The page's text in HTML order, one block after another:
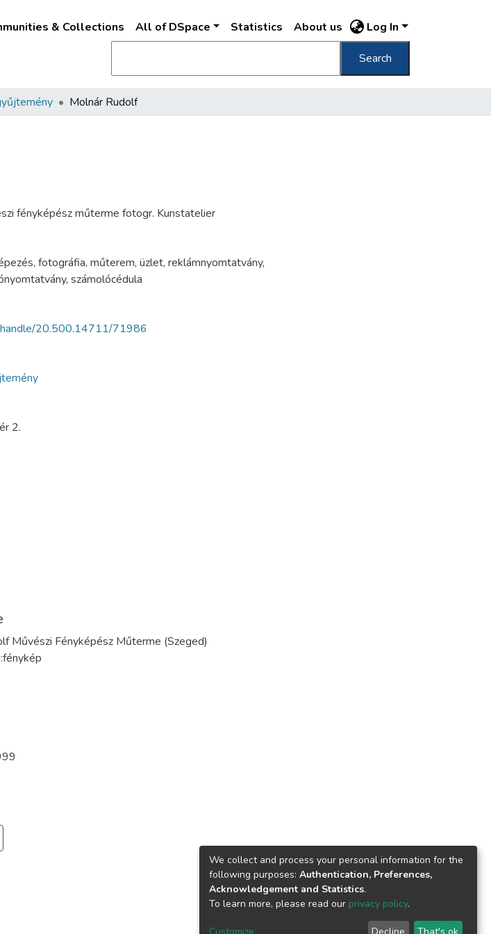
& Collections All of DSpace Statistics About us Log In
Search
Molnár Rudolf
fényképész műterme fotogr. Kunstatelier
, fotográfia, műterem, üzlet, reklámnyomtatvány,
, számolócédula
20.500.14711/71986
2.
Művészi Fényképész Műterme (Szeged)
We collect and process your personal information for the
following purposes: Authentication, Preferences,
Acknowledgement and Statistics.
To learn more, please read our privacy policy.